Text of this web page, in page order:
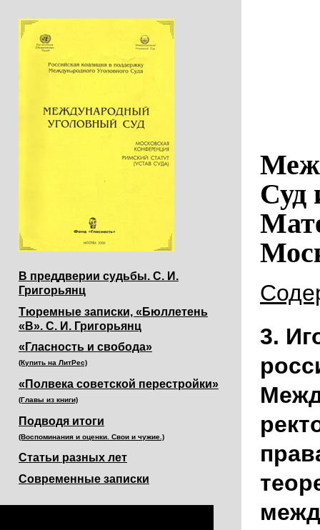
В преддверии судьбы. С. И.
Григорьянц
Тюремные записки, «Бюллетень
«В». С. И. Григорьянц
«Гласность и свобода»
(Купить на ЛитРес)
«Полвека советской перестройки»
(Главы из книги)
Подводя итоги
(Воспоминания и оценки. Свои и чужие.)
Статьи разных лет
Современные записки
Суд
3.